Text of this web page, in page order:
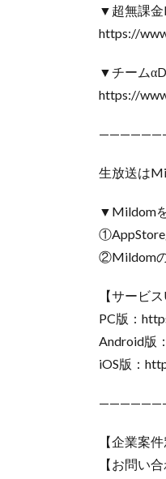
▼超無課金
https://
▼チームαD
https://
生放送は
▼Mildom
①AppStore
②Mildomの
【サービス
PC版：
Android版
iOS版：
【企業案
【お問い